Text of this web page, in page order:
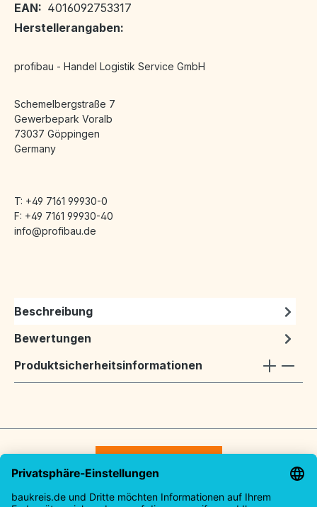
EAN: 4016092753317
Herstellerangaben:
profibau - Handel Logistik Service GmbH
Schemelbergstraße 7
Gewerbepark Voralb
73037 Göppingen
Germany
T: +49 7161 99930-0
F: +49 7161 99930-40
info@profibau.de
Beschreibung
Bewertungen
Produktsicherheitsinformationen
Service-Hotline